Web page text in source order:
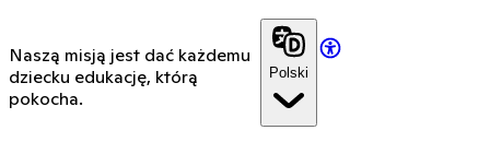
Naszą misją jest dać każdemu
dziecku edukację, którą
pokocha.
Polski